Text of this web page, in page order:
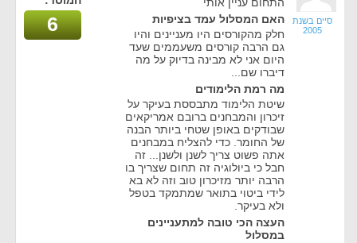
סיים בשנת
2005
האם המסלול עמד בציפיות
חלק מהקורסים היו מעניינים והיו
גם הרבה קורסים משעממים שעד
היום אני לא מבינה בדיוק על מה
דיברו שם...
מה רמת הלימודים
שיטת הלימוד מתבססת בעיקר על
זיכרון והמבחנים ברובם אמריקאים
שבודקים באופן שטחי ביותר הבנה
של החומר. כדי להצליח במבחנים
אתה פשוט צריך לשנן ולשנן... זה
חבל כי ביולוגיה זה תחום שצריך בו
הרבה יותר מזיכרון טוב וזה לא בא
לידי ביטוי בתואר שמתמקד בטפל
ולא בעיקר.
העצה הכי טובה למתעניינים
במסלול
6